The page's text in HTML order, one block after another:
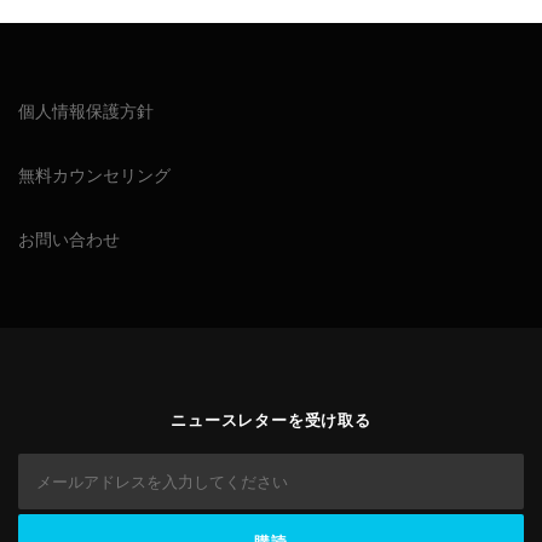
個人情報保護方針
無料カウンセリング
お問い合わせ
ニュースレターを受け取る